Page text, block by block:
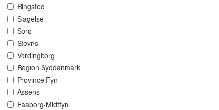
Ringsted
Slagelse
Sorø
Stevns
Vordingborg
Region Syddanmark
Province Fyn
Assens
Faaborg-Midtfyn